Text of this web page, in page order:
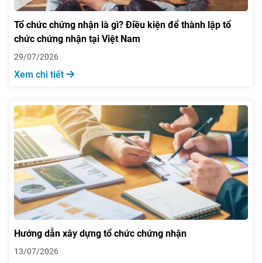
Tổ chức chứng nhận là gì? Điều kiện để thành lập tổ
chức chứng nhận tại Việt Nam
29/07/2026
Xem chi tiết
Hướng dẫn xây dựng tổ chức chứng nhận
13/07/2026